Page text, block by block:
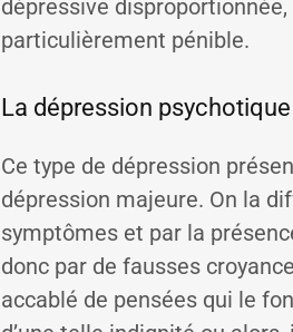
dépressive
particulièrement pénible.
La dépression psychotique
Ce type de dépression
dépression majeure. On la
symptômes et par la
donc par de fausses
accablé de pensées qui le